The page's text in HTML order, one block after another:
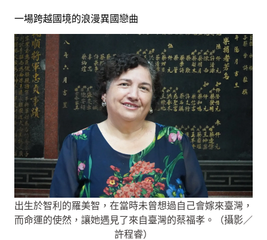
一場跨越國境的浪漫異國戀曲
出生於智利的羅美智，在當時未曾想過自己會嫁來臺灣，
而命運的使然，讓她遇見了來自臺灣的蔡福孝。（攝影／
許程睿）